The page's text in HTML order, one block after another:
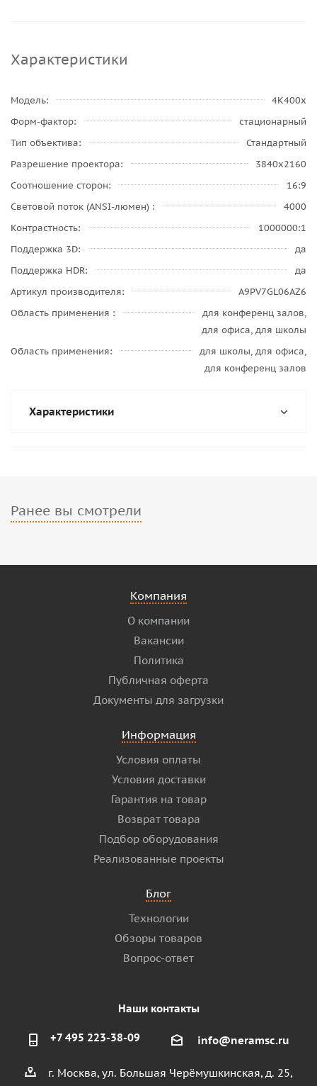
Характеристики
Модель
4K400x
Форм-фактор
стационарный
Тип объектива
Стандартный
Разрешение проектора
3840x2160
Соотношение сторон
16:9
Световой поток (ANSI-люмен)
4000
Контрастность
1000000:1
Поддержка 3D
да
Поддержка HDR
да
Артикул производителя
A9PV7GL06AZ6
Область применения
для конференц залов,
для офиса, для школы
Область применения
для школы, для офиса,
для конференц залов
Характеристики
Ранее вы смотрели
Компания
О компании
Вакансии
Политика
Публичная оферта
Документы для загрузки
Информация
Условия оплаты
Условия доставки
Гарантия на товар
Возврат товара
Подбор оборудования
Реализованные проекты
Блог
Технологии
Обзоры товаров
Вопрос-ответ
Наши контакты
+7 495 223-38-09 info@neramsc.ru
г. Москва, ул. Большая Черёмушкинская, д. 25,